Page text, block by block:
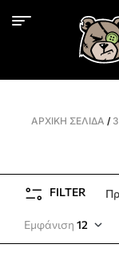
ΑΡΧΙΚΉ ΣΕΛΊΔΑ /
FILTER
Εμφάνιση 12